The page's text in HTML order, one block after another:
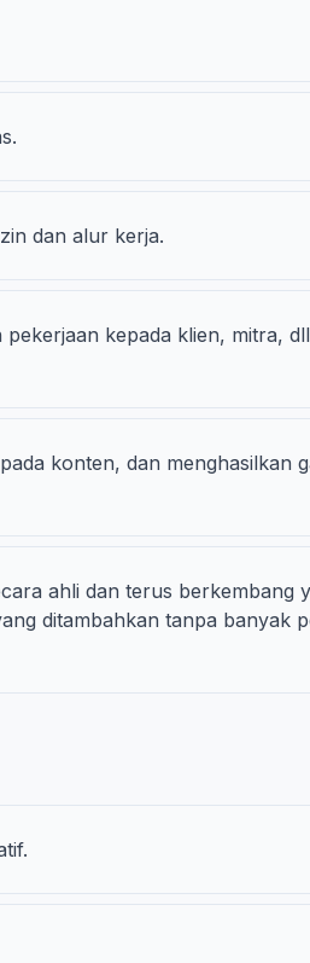
dan alur kerja.
kepada klien, mitra,
konten, dan menghasilkan
ahli dan terus berkembang
ditambahkan tanpa banyak